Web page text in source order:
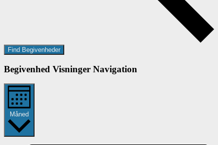
Find Begivenheder
Begivenhed Visninger Navigation
Måned